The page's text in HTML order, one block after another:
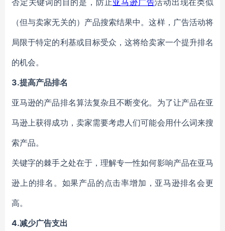
否定关键词的目的是，防止亚马逊广告活动出现在类似
（但与卖家无关的）产品搜索结果中。这样，广告活动将
局限于特定的利基或目标受众，这将给卖家一个提升排名
的机会。
3.提高产品排名
亚马逊的产品排名算法复杂且不断变化。为了让产品在亚
马逊上获得成功，卖家需要考虑人们可能会用什么词来搜
索产品。
关键字的棘手之处在于，理解专一性如何影响产品在亚马
逊上的排名。如果产品的点击率增加，亚马逊排名会更
高。
4.减少广告支出